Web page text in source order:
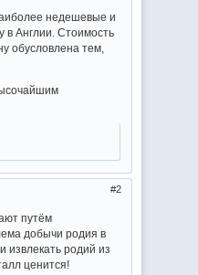
недешевые и
в Англии. Стоимость
обусловлена тем,
2
путём
добычи родия в
извлекать родий из
ценится!